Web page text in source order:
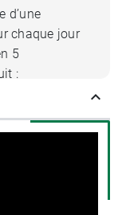
d’une
chaque jour
5
: